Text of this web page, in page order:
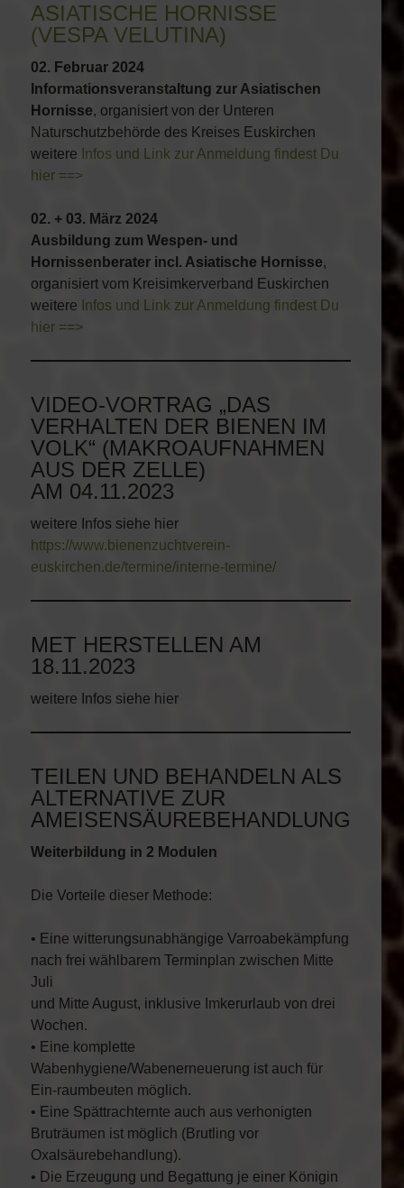
ASIATISCHE HORNISSE
(VESPA VELUTINA)
02. Februar 2024
Informationsveranstaltung zur Asiatischen
Hornisse, organisiert von der Unteren
Naturschutzbehörde des Kreises Euskirchen
weitere Infos und Link zur Anmeldung findest Du
hier ==>
02. + 03. März 2024
Ausbildung zum Wespen- und
Hornissenberater incl. Asiatische Hornisse,
organisiert vom Kreisimkerverband Euskirchen
weitere Infos und Link zur Anmeldung findest Du
hier ==>
VIDEO-VORTRAG „DAS
VERHALTEN DER BIENEN IM
VOLK“ (MAKROAUFNAHMEN
AUS DER ZELLE)
AM 04.11.2023
weitere Infos siehe hier
https://www.bienenzuchtverein-
euskirchen.de/termine/interne-termine/
MET HERSTELLEN AM
18.11.2023
weitere Infos siehe hier
TEILEN UND BEHANDELN ALS
ALTERNATIVE ZUR
AMEISENSÄUREBEHANDLUNG
Weiterbildung in 2 Modulen
Die Vorteile dieser Methode:
• Eine witterungsunabhängige Varroabekämpfung
nach frei wählbarem Terminplan zwischen Mitte
Juli
und Mitte August, inklusive Imkerurlaub von drei
Wochen.
• Eine komplette
Wabenhygiene/Wabenerneuerung ist auch für
Ein-raumbeuten möglich.
• Eine Spättrachternte auch aus verhonigten
Bruträumen ist möglich (Brutling vor
Oxalsäurebehandlung).
• Die Erzeugung und Begattung je einer Königin